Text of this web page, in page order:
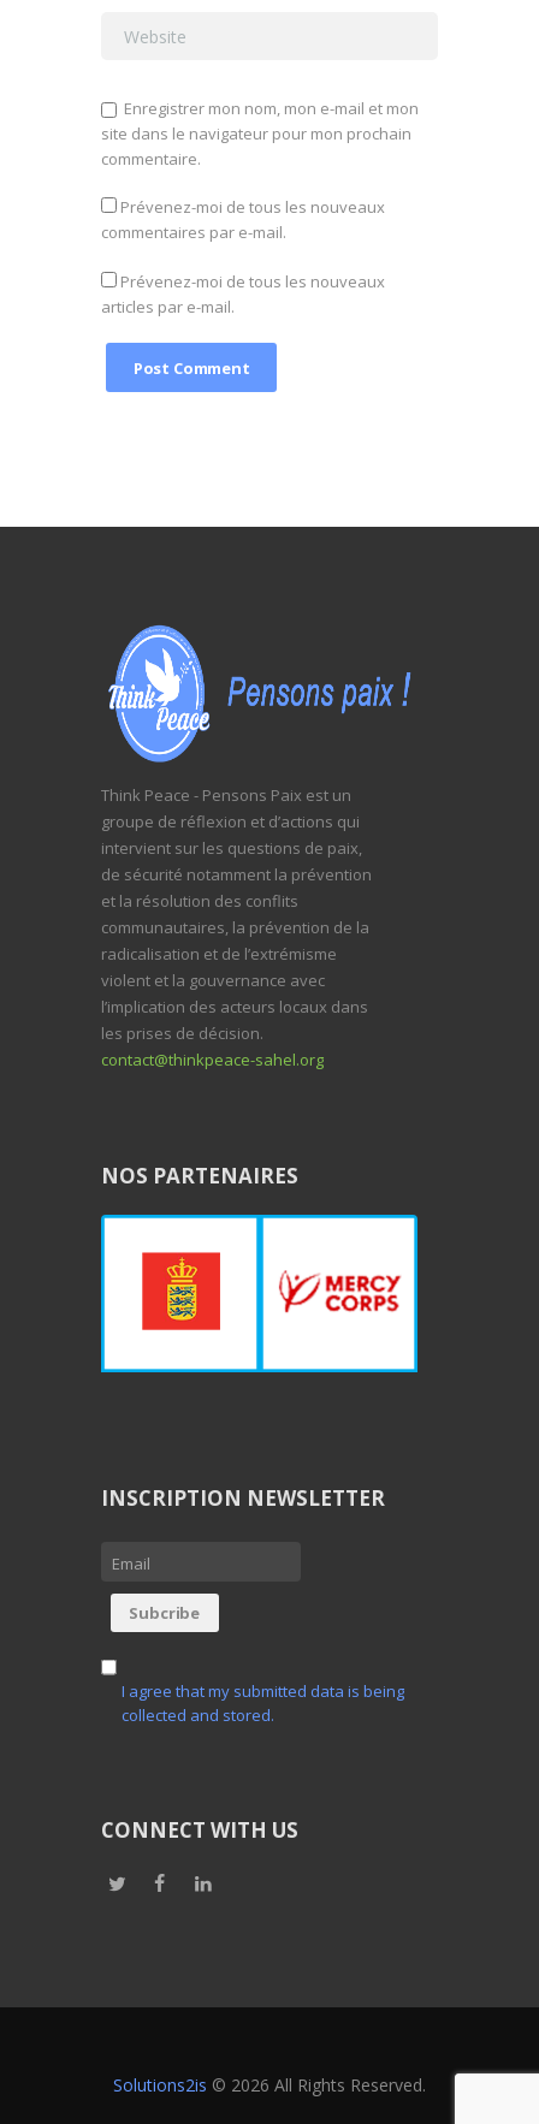
Enregistrer mon nom, mon e-mail et mon
site dans le navigateur pour mon prochain
commentaire.
Prévenez-moi de tous les nouveaux
commentaires par e-mail.
Prévenez-moi de tous les nouveaux
articles par e-mail.
Think Peace - Pensons Paix est un
groupe de réflexion et d’actions qui
intervient sur les questions de paix,
de sécurité notamment la prévention
et la résolution des conflits
communautaires, la prévention de la
radicalisation et de l’extrémisme
violent et la gouvernance avec
l’implication des acteurs locaux dans
les prises de décision.
contact@thinkpeace-sahel.org
NOS PARTENAIRES
INSCRIPTION NEWSLETTER
I agree that my submitted data is being
collected and stored.
CONNECT WITH US
Solutions2is © 2026 All Rights Reserved.